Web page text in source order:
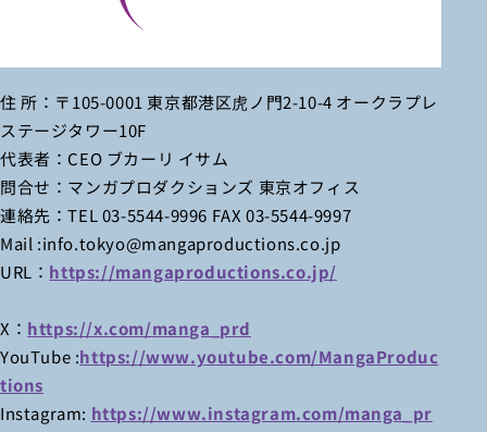
住 所：〒105-0001 東京都港区虎ノ門2-10-4 オークラプレ
ステージタワー10F
代表者：CEO ブカーリ イサム
問合せ：マンガプロダクションズ 東京オフィス
連絡先：TEL 03-5544-9996 FAX 03-5544-9997
Mail :info.tokyo@mangaproductions.co.jp
URL： https://mangaproductions.co.jp/
X： https://x.com/manga_prd
YouTube :https://www.youtube.com/MangaProduc
tions
Instagram: https://www.instagram.com/manga_pr